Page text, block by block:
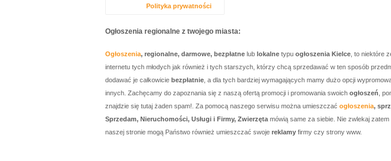
Polityka prywatności
Ogłoszenia regionalne z twojego miasta:
Ogłoszenia, regionalne, darmowe, bezpłatne lub lokalne typu ogłoszenia Kielce , to niektóre
internetu tych młodych jak również i tych starszych, którzy chcą sprzedawać w ten sposób
dodawać je całkowicie bezpłatnie , a dla tych bardziej wymagających mamy dużo opcji
innych. Zachęcamy do zapoznania się z naszą ofertą promocji i promowania swoich ogłoszeń ,
znajdzie się tutaj żaden spam!. Za pomocą naszego serwisu można umieszczać ogłoszenia,
Sprzedam, Nieruchomości, Usługi i Firmy, Zwierzęta mówią same za siebie. Nie zwlekaj
naszej stronie mogą Państwo również umieszczać swoje reklamy firmy czy strony www.